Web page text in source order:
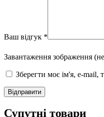
Ваш відгук *
Завантаження зображення
Зберегти моє ім'я, e-mail,
Відправити
Супутні товари